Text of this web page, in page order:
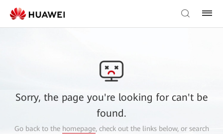
Sorry, the page you're looking for can't be
found.
Go back to the homepage, check out the links below, or search